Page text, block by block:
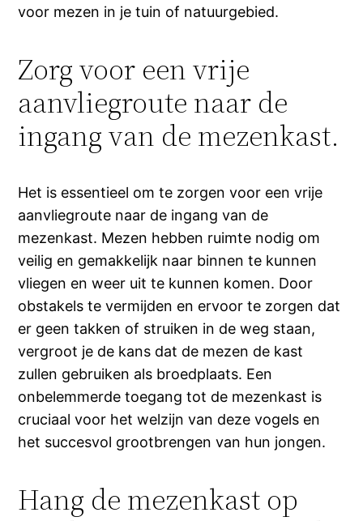
voor mezen in je tuin of natuurgebied.
Zorg voor een vrije
aanvliegroute naar de
ingang van de mezenkast.
Het is essentieel om te zorgen voor een vrije
aanvliegroute naar de ingang van de
mezenkast. Mezen hebben ruimte nodig om
veilig en gemakkelijk naar binnen te kunnen
vliegen en weer uit te kunnen komen. Door
obstakels te vermijden en ervoor te zorgen dat
er geen takken of struiken in de weg staan,
vergroot je de kans dat de mezen de kast
zullen gebruiken als broedplaats. Een
onbelemmerde toegang tot de mezenkast is
cruciaal voor het welzijn van deze vogels en
het succesvol grootbrengen van hun jongen.
Hang de mezenkast op